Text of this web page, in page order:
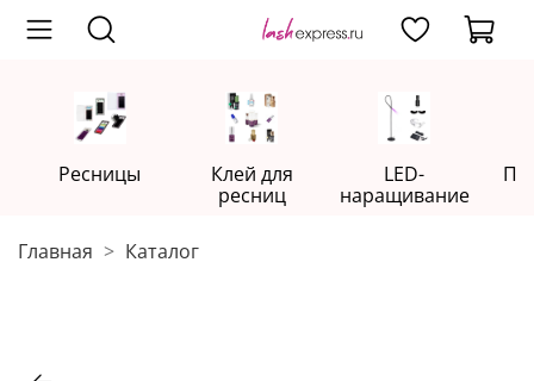
Ресницы
Клей для
ресниц
LED-
наращивание
Главная Каталог